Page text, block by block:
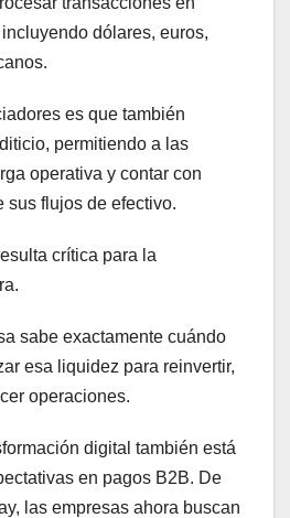
dólares, euros,
es que también
permitiendo a las
operativa y contar con
sus flujos de efectivo.
crítica para la
sabe exactamente cuándo
esa liquidez para reinvertir,
operaciones.
digital también está
en pagos B2B. De
las empresas ahora buscan